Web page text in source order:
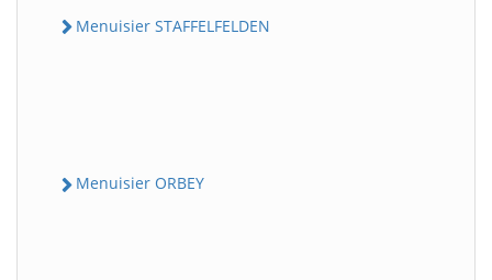
Menuisier STAFFELFELDEN
Menuisier ORBEY